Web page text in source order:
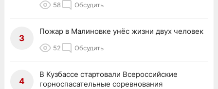
58 Обсудить
3
Пожар в Малиновке унёс жизни двух человек
52 Обсудить
4
В Кузбассе стартовали Всероссийские
горноспасательные соревнования